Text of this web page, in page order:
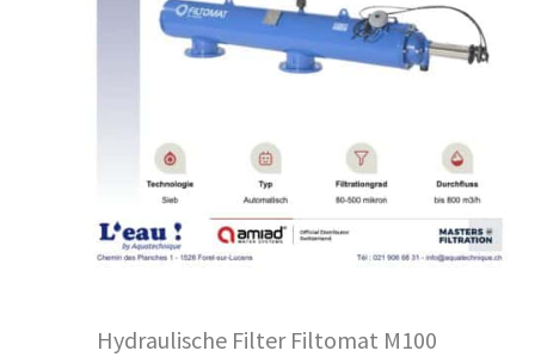
Hydraulische Filter Filtomat M100